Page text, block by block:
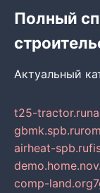
Полный
Актуальный
t25-tractor.ru
gbmk.spb.ru
airheat-spb.ru
comp-land.org